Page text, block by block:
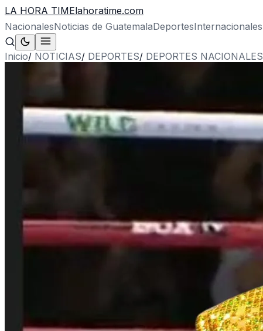
LA HORA TIMElahoratime.com
NacionalesNoticias de GuatemalaDeportesInternacionales
Inicio/ NOTICIAS/ DEPORTES/ DEPORTES NACIONALES